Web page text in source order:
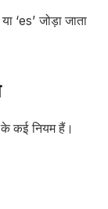
‘es’ जोड़ा जाता
कई नियम हैं।